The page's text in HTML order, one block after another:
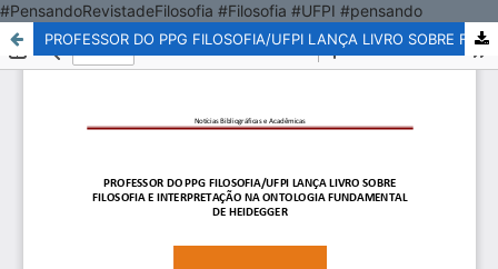
#PensandoRevistadeFilosofia #Filosofia #UFPI #pensando
PROFESSOR DO PPG FILOSOFIA/UFPI LANÇA LIVRO SOBRE FILOSOFIA E INTERPRETAÇÃO NA ONTOLOGIA FUNDAMENTAL DE HEIDEGGER